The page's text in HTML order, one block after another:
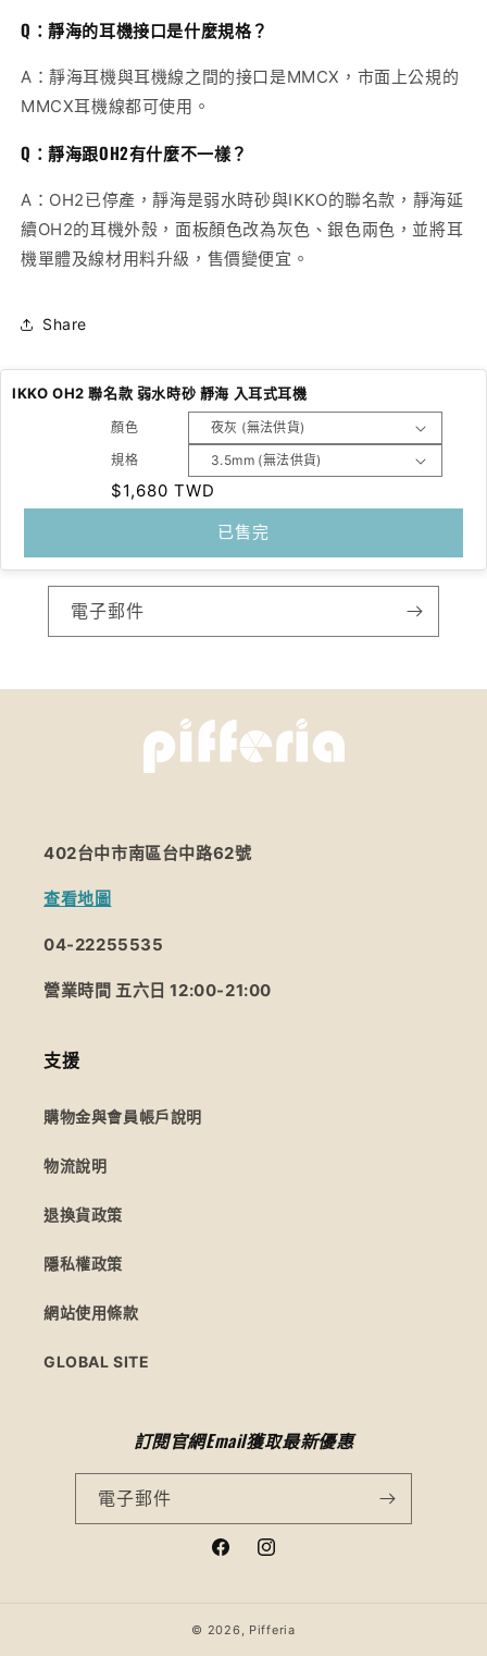
Q：靜海的耳機接口是什麼規格？
A：靜海耳機與耳機線之間的接口是MMCX，市面上公規的
MMCX耳機線都可使用。
Q：靜海跟OH2有什麼不一樣？
A：OH2已停產，靜海是弱水時砂與IKKO的聯名款，靜海延
續OH2的耳機外殼，面板顏色改為灰色、銀色兩色，並將耳
機單體及線材用料升級，售價變便宜。
Share
IKKO OH2 聯名款 弱水時砂 靜海 入耳式耳機
顏色
規格
定
價
$1,680 TWD
已售完
訂閱我們的電子郵件
電子郵件
402台中市南區台中路62號
查看地圖
04-22255535
營業時間 五六日 12:00-21:00
支援
購物金與會員帳戶說明
物流說明
退換貨政策
隱私權政策
網站使用條款
GLOBAL SITE
訂閱官網Email獲取最新優惠
電子郵件
FacebookInstagram
© 2026, Pifferia